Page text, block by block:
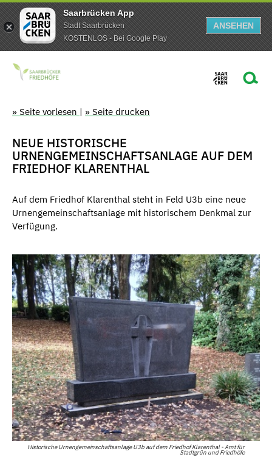
Saarbrücken App
Stadt Saarbrücken
KOSTENLOS - Bei Google Play
ANSEHEN
» Seite vorlesen | » Seite drucken
NEUE HISTORISCHE
URNENGEMEINSCHAFTSANLAGE AUF DEM
FRIEDHOF KLARENTHAL
Auf dem Friedhof Klarenthal steht in Feld U3b eine neue
Urnengemeinschaftsanlage mit historischem Denkmal zur
Verfügung.
Historische Urnengemeinschaftsanlage U3b auf dem Friedhof Klarenthal - Amt für
Stadtgrün und Friedhöfe